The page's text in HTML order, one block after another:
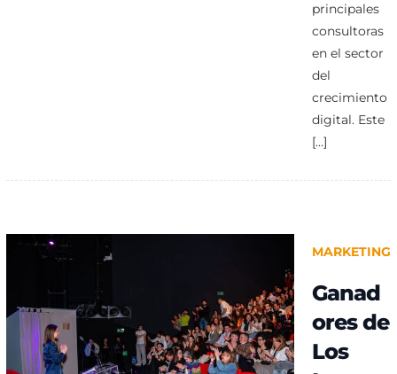
principales
consultoras
en el sector
del
crecimiento
digital. Este
[…]
MARKETING
Ganad
ores de
Los